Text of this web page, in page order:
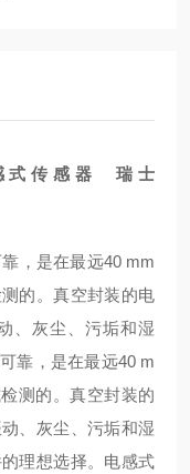
式传感器 瑞士
，是在最远40 mm
的。真空封装的电
、灰尘、污垢和湿
靠，是在最远40 m
测的。真空封装的
、灰尘、污垢和湿
理想选择。电感式